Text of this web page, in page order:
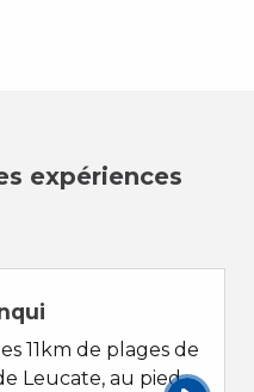
expériences
11km de plages de
Leucate, au pied